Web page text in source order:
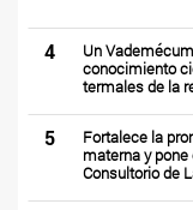
4
Un
conocimiento
termales de la
5
Fortalece la
materna y
Consultorio de